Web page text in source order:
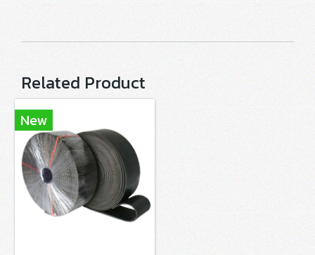
Related Product
New